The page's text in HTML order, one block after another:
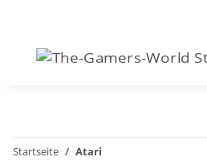
Startseite Atari